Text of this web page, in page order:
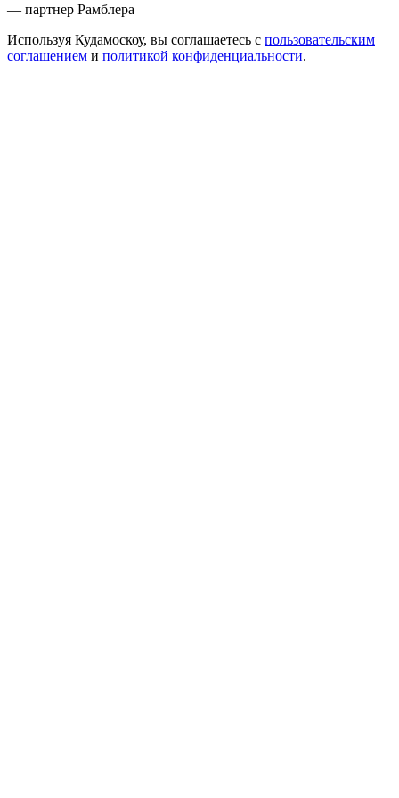
— партнер Рамблера
Используя Кудамоскоу, вы соглашаетесь с пользовательским
соглашением и политикой конфиденциальности.